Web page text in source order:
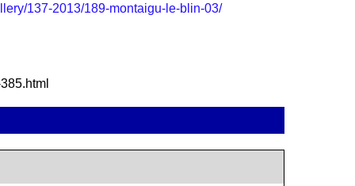
137-2013/189-montaigu-le-blin-03/